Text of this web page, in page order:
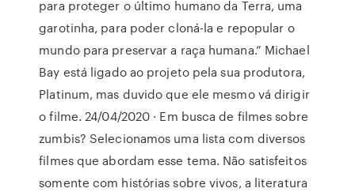
para proteger o último humano da Terra, uma
garotinha, para poder cloná-la e repopular o
mundo para preservar a raça humana.” Michael
Bay está ligado ao projeto pela sua produtora,
Platinum, mas duvido que ele mesmo vá dirigir
o filme. 24/04/2020 · Em busca de filmes sobre
zumbis? Selecionamos uma lista com diversos
filmes que abordam esse tema. Não satisfeitos
somente com histórias sobre vivos, a literatura